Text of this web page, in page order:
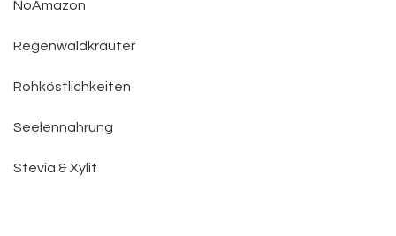
NoAmazon
Regenwaldkräuter
Rohköstlichkeiten
Seelennahrung
Stevia & Xylit